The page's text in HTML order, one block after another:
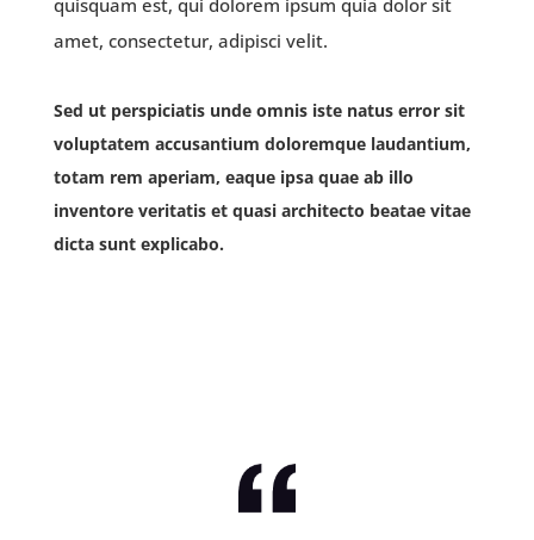
amet, consectetur, adipisci velit.
Sed ut perspiciatis unde omnis iste natus error sit
voluptatem accusantium doloremque laudantium,
totam rem aperiam, eaque ipsa quae ab illo
inventore veritatis et quasi architecto beatae vitae
dicta sunt explicabo.